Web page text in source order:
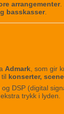
arrangementer.
basskasser.
Admark, som gir
til konserter,
DSP (digital
trykk i lyden.